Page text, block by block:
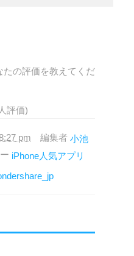
たの評価を教えてくだ
人評価)
pm 編集者 小池
iPhone人気アプリ